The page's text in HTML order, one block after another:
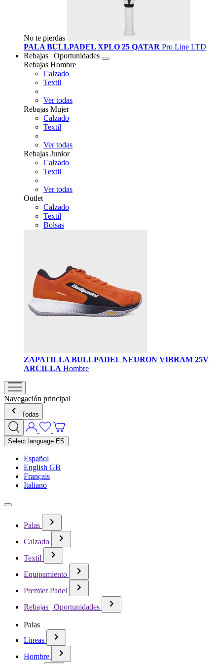
No te pierdas
PALA BULLPADEL XPLO 25 QATAR Pro Line LTD
Rebajas | Oportunidades
Rebajas Hombre
Calzado
Textil
Ver todas
Rebajas Mujer
Calzado
Textil
Ver todas
Rebajas Junior
Calzado
Textil
Ver todas
Outlet
Calzado
Textil
Bolsas
ZAPATILLA BULLPADEL NEURON VIBRAM 25V
ARCILLA Hombre
Navegación principal
Todas
Select language ES
Español
English GB
Français
Italiano
Palas
Calzado
Textil
Equipamiento
Premier Padel
Rebajas | Oportunidades
Palas
Líneas
Hombre